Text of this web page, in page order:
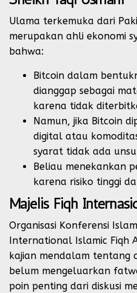
Ulama terkemuka dari
merupakan ahli ekonomi
bahwa:
Bitcoin dalam
dianggap sebagai
karena tidak
Namun, jika Bitcoin
digital atau
syarat tidak ada
Beliau menekankan
karena risiko tinggi
Majelis Fiqh
Organisasi Konferensi
International Islamic Fiqh
kajian mendalam tentang
belum mengeluarkan
poin penting dari diskusi